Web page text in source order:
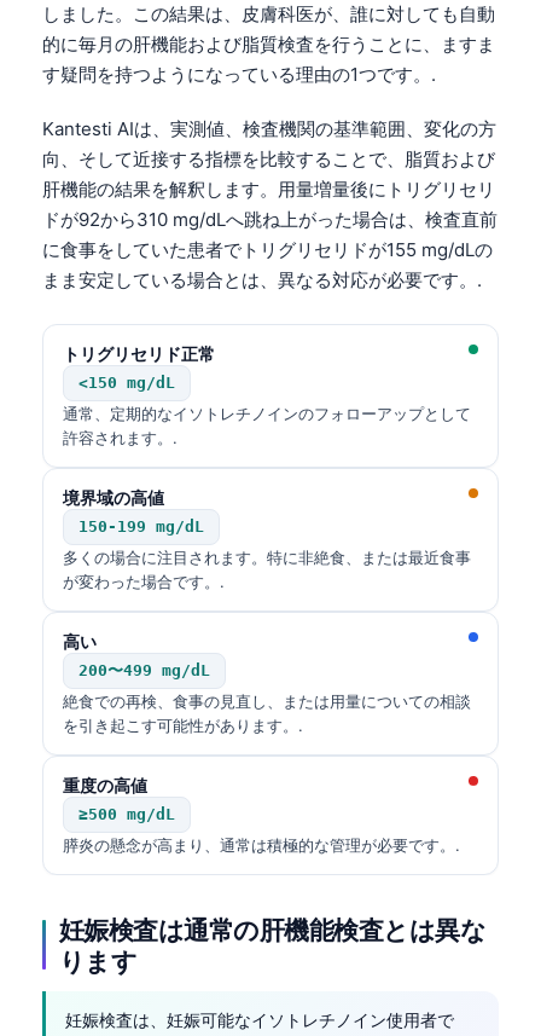
しました。この結果は、皮膚科医が、誰に対しても自動
的に毎月の肝機能および脂質検査を行うことに、ますま
す疑問を持つようになっている理由の1つです。.
Kantesti AIは、実測値、検査機関の基準範囲、変化の方
向、そして近接する指標を比較することで、脂質および
肝機能の結果を解釈します。用量増量後にトリグリセリ
ドが92から310 mg/dLへ跳ね上がった場合は、検査直前
に食事をしていた患者でトリグリセリドが155 mg/dLの
まま安定している場合とは、異なる対応が必要です。.
トリグリセリド正常
<150 mg/dL
通常、定期的なイソトレチノインのフォローアップとして
許容されます。.
境界域の高値
150-199 mg/dL
多くの場合に注目されます。特に非絶食、または最近食事
が変わった場合です。.
高い
200〜499 mg/dL
絶食での再検、食事の見直し、または用量についての相談
を引き起こす可能性があります。.
重度の高値
≥500 mg/dL
膵炎の懸念が高まり、通常は積極的な管理が必要です。.
妊娠検査は通常の肝機能検査とは異な
ります
妊娠検査は、妊娠可能なイソトレチノイン使用者で